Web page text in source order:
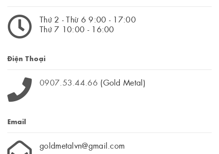
Thứ 2 - Thừ 6 9:00 - 17:00
Thứ 7 10:00 - 16:00
Điện Thoại
0907.53.44.66 (Gold Metal)
Email
goldmetalvn@gmail.com